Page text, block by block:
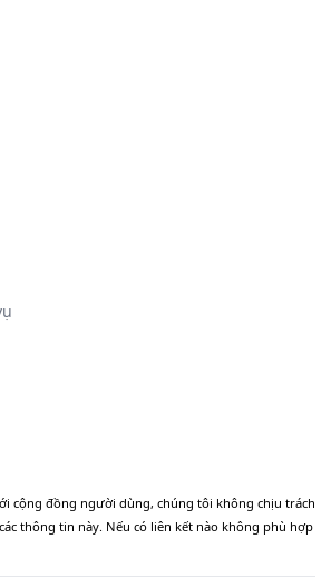
cộng đồng người dùng, chúng tôi không chịu trách
thông tin này. Nếu có liên kết nào không phù hợp